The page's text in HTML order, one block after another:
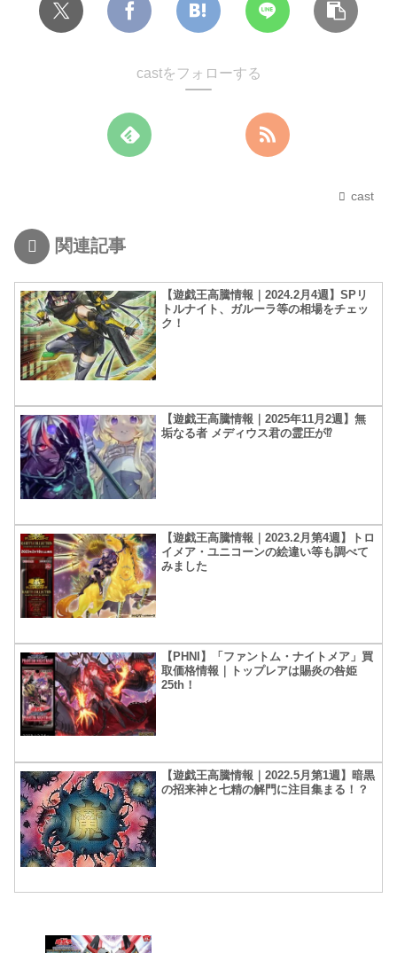
castをフォローする
cast
関連記事
【遊戯王高騰情報｜2024.2月4週】SPリ
トルナイト、ガルーラ等の相場をチェッ
ク！
【遊戯王高騰情報｜2025年11月2週】無
垢なる者 メディウス君の霊圧が⁉
【遊戯王高騰情報｜2023.2月第4週】トロ
イメア・ユニコーンの絵違い等も調べて
みました
【PHNI】「ファントム・ナイトメア」買
取価格情報｜トップレアは賜炎の咎姫
25th！
【遊戯王高騰情報｜2022.5月第1週】暗黒
の招来神と七精の解門に注目集まる！？